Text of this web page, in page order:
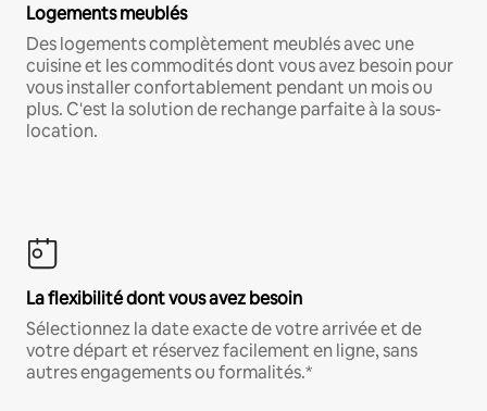
Logements meublés
Des logements complètement meublés avec une
cuisine et les commodités dont vous avez besoin pour
vous installer confortablement pendant un mois ou
plus. C'est la solution de rechange parfaite à la sous-
location.
La flexibilité dont vous avez besoin
Sélectionnez la date exacte de votre arrivée et de
votre départ et réservez facilement en ligne, sans
autres engagements ou formalités.*